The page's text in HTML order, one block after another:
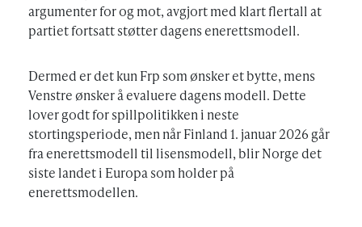
argumenter for og mot, avgjort med klart flertall at
partiet fortsatt støtter dagens enerettsmodell.
Dermed er det kun Frp som ønsker et bytte, mens
Venstre ønsker å evaluere dagens modell. Dette
lover godt for spillpolitikken i neste
stortingsperiode, men når Finland 1. januar 2026 går
fra enerettsmodell til lisensmodell, blir Norge det
siste landet i Europa som holder på
enerettsmodellen.